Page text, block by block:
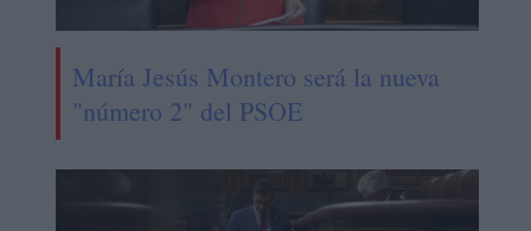
María Jesús Montero será la nueva
"número 2" del PSOE